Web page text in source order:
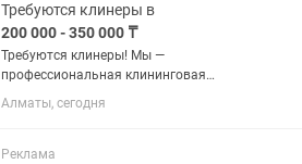
Требуются клинеры в
200 000 - 350 000 ₸
Требуются клинеры! Мы —
профессиональная клининговая
компания ищем ответственных
сотрудников для уборки домов и
— проводим обучение. •Гибкий график:
Алматы, сегодня
Реклама